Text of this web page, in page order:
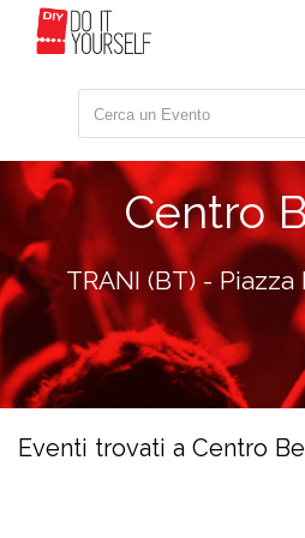
Centro
TRANI (BT) -
Eventi trovati a Centro